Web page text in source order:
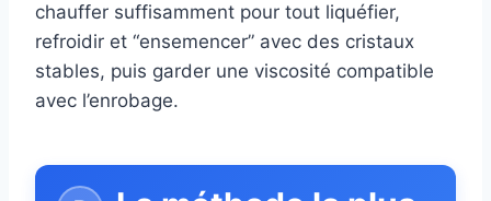
chauffer suffisamment pour tout liquéfier,
refroidir et “ensemencer” avec des cristaux
stables, puis garder une viscosité compatible
avec l’enrobage.